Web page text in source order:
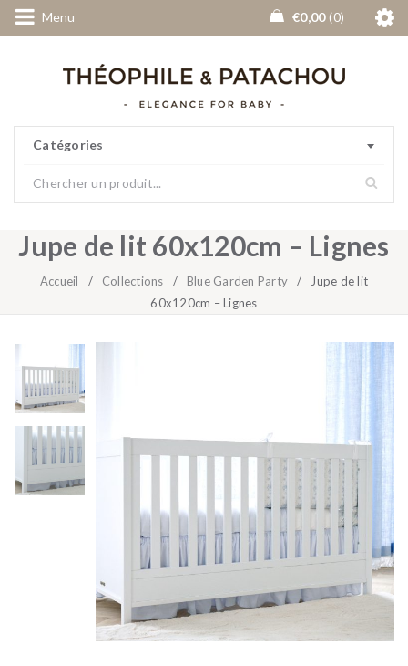
Menu €0,00 0
Catégories
Jupe de lit 60x120cm – Lignes
Accueil / Collections / Blue Garden Party /
Jupe de lit
60x120cm – Lignes